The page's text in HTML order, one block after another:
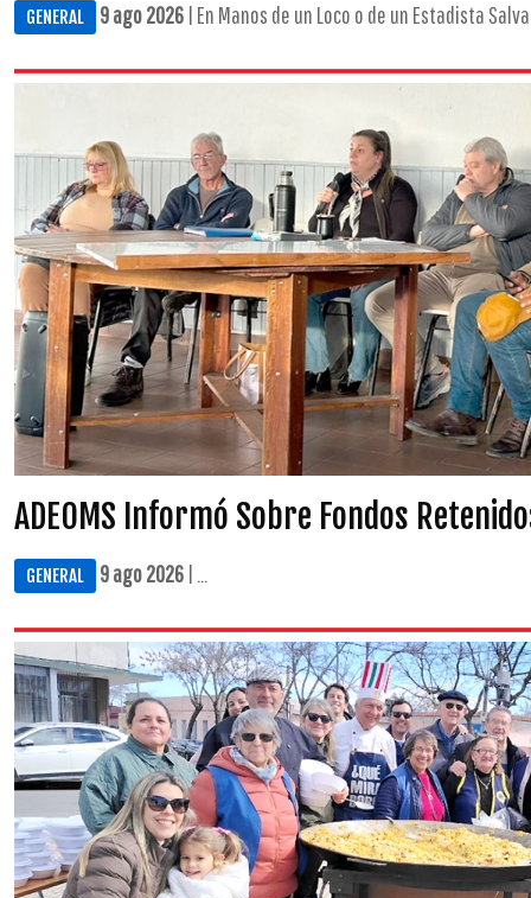
GENERAL 9 ago 2026 | En Manos de un Loco o de un Estadista
ADEOMS Informó Sobre Fondos
GENERAL 9 ago 2026 | ...